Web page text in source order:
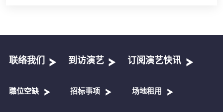
联络我们 到访演艺 订阅演艺快讯
職位空缺 招标事项 场地租用